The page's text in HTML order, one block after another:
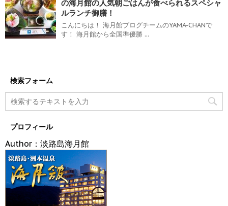
の海月館の人気朝ごはんが食べられるスペシャ
ルランチ御膳！
こんにちは！ 海月館ブログチームのYAMA-CHANで
す！ 海月館から全国準優勝 ...
検索フォーム
プロフィール
Author：淡路島海月館